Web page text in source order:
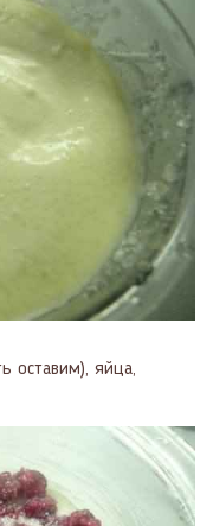
оставим), яйца,